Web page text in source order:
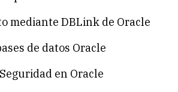
mediante DBLink de Oracle
de datos Oracle
en Oracle